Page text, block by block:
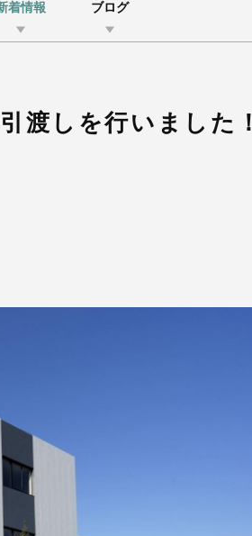
着情報 ブログ
渡しを行いました！